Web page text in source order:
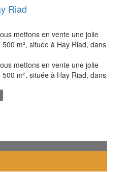
Riad
mettons en vente une jolie
m², située à Hay Riad, dans
mettons en vente une jolie
m², située à Hay Riad, dans